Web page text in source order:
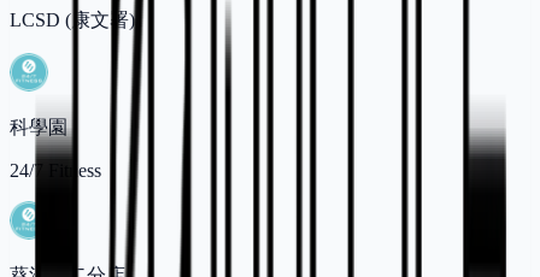
LCSD (康文署)
科學園
24/7 Fitness